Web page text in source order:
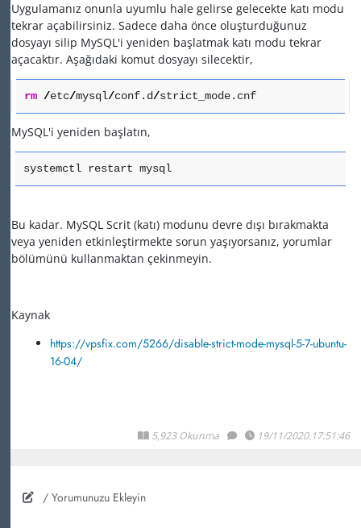
Uygulamanız onunla uyumlu hale gelirse gelecekte katı modu
tekrar açabilirsiniz. Sadece daha önce oluşturduğunuz
dosyayı silip MySQL'i yeniden başlatmak katı modu tekrar
açacaktır. Aşağıdaki komut dosyayı silecektir,
rm /etc/mysql/conf.d/strict_mode.cnf
MySQL'i yeniden başlatın,
systemctl restart mysql
Bu kadar. MySQL Scrit (katı) modunu devre dışı bırakmakta
veya yeniden etkinleştirmekte sorun yaşıyorsanız, yorumlar
bölümünü kullanmaktan çekinmeyin.
Kaynak
https://vpsfix.com/5266/disable-strict-mode-mysql-5-7-ubuntu-
16-04/
5,923 Okunma 19/11/2020.17:51:46
/ Yorumunuzu Ekleyin